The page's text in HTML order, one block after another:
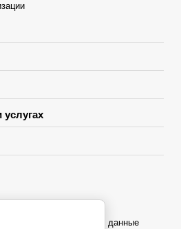
и персональные данные